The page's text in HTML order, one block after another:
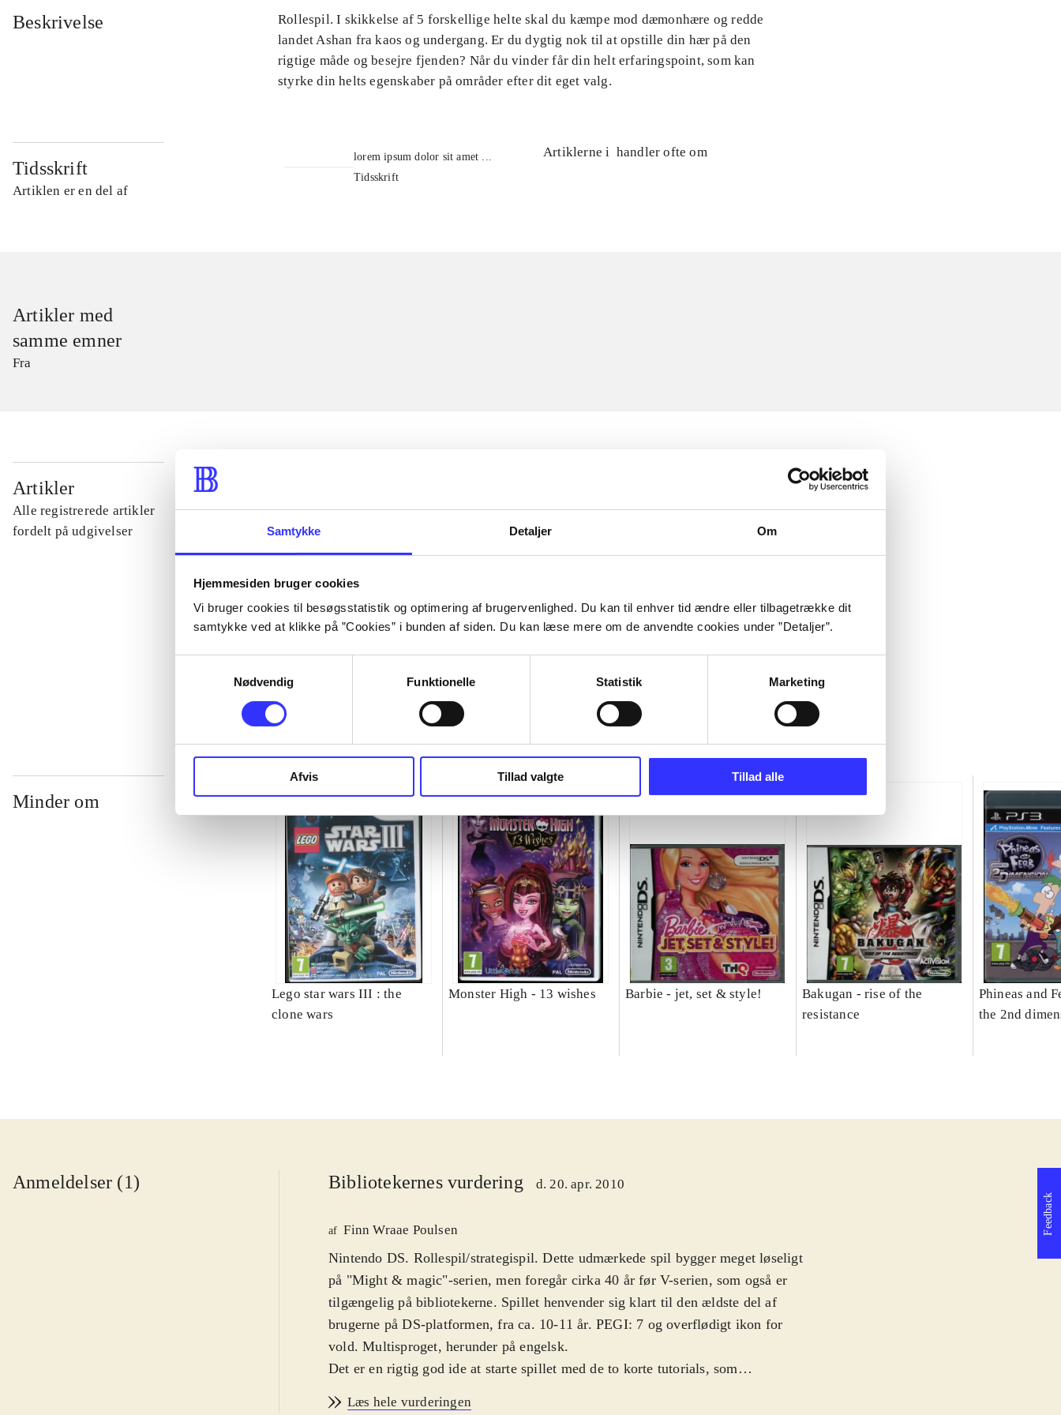
Samtykke Detaljer Om
Hjemmesiden bruger cookies
Vi bruger cookies til besøgsstatistik og optimering af brugervenlighed. Du kan til enhver tid ændre eller tilbagetrække dit
samtykke ved at klikke på ”Cookies” i bunden af siden. Du kan læse mere om de anvendte cookies under ”Detaljer”.
Nødvendig
Funktionelle Statistik Marketing
Afvis Tillad valgte Tillad alle
Beskrivelse
Rollespil. I skikkelse af 5 forskellige helte skal du kæmpe mod dæmonhære og redde
landet Ashan fra kaos og undergang. Er du dygtig nok til at opstille din hær på den
rigtige måde og besejre fjenden? Når du vinder får din helt erfaringspoint, som kan
styrke din helts egenskaber på områder efter dit eget valg.
Tidsskrift
Artiklen er en del af
lorem ipsum dolor sit amet ...
Tidsskrift
Artiklerne i handler ofte om
Artikler med
samme emner
Fra
Artikler
Alle registrerede artikler
fordelt på udgivelser
...
...
...
...
Minder om
Lego star wars III : the
clone wars
Monster High - 13 wishes Barbie - jet, set & style!
Bakugan - rise of the
resistance
Phineas and
the 2nd
Anmeldelser (1) Bibliotekernes vurdering d. 20. apr. 2010
af Finn Wraae Poulsen
Nintendo DS. Rollespil/strategispil. Dette udmærkede spil bygger meget løseligt
på "Might & magic"-serien, men foregår cirka 40 år før V-serien, som også er
tilgængelig på bibliotekerne. Spillet henvender sig klart til den ældste del af
brugerne på DS-platformen, fra ca. 10-11 år. PEGI: 7 og overflødigt ikon for
vold. Multisproget, herunder på engelsk.
Det er en rigtig god ide at starte spillet med de to korte tutorials, som
Læs hele vurderingen
Feedback